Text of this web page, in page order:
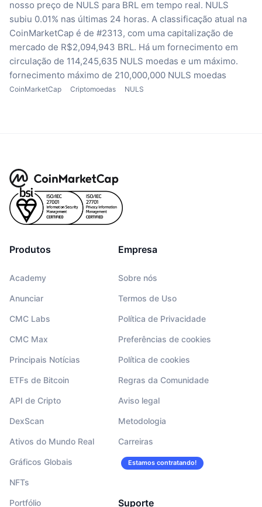
nosso preço de NULS para BRL em tempo real. NULS
subiu 0.01% nas últimas 24 horas. A classificação atual na
CoinMarketCap é de #2313, com uma capitalização de
mercado de R$2,094,943 BRL. Há um fornecimento em
circulação de 114,245,635 NULS moedas e um máximo.
fornecimento máximo de 210,000,000 NULS moedas
CoinMarketCap Criptomoedas NULS
Produtos
Academy
Anunciar
CMC Labs
CMC Max
Principais Notícias
ETFs de Bitcoin
API de Cripto
DexScan
Ativos do Mundo Real
Gráficos Globais
NFTs
Portfólio
Empresa
Sobre nós
Termos de Uso
Política de Privacidade
Preferências de cookies
Política de cookies
Regras da Comunidade
Aviso legal
Metodologia
Carreiras
Estamos contratando!
Suporte